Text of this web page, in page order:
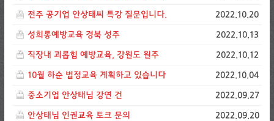
전주 공기업 안상태씨 특강 질문입니다. 2022.10.20
성희롱예방교육 경북 성주 2022.10.13
직장내 괴롭힘 예방교육, 강원도 원주 2022.10.12
10월 하순 법정교육 계획하고 있습니다 2022.10.04
중소기업 안상태님 강연 건 2022.09.27
안상태님 인권교육 토크 문의 2022.09.20